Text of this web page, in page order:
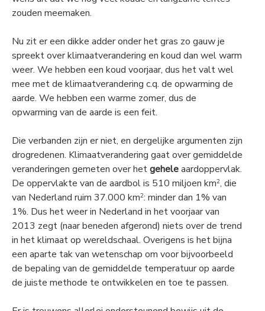
zouden meemaken.
Nu zit er een dikke adder onder het gras zo gauw je
spreekt over klimaatverandering en koud dan wel warm
weer. We hebben een koud voorjaar, dus het valt wel
mee met de klimaatverandering c.q. de opwarming de
aarde. We hebben een warme zomer, dus de
opwarming van de aarde is een feit.
Die verbanden zijn er niet, en dergelijke argumenten zijn
drogredenen. Klimaatverandering gaat over gemiddelde
veranderingen gemeten over hetgeheleaardoppervlak.
De oppervlakte van de aardbol is 510 miljoen km2, die
van Nederland ruim 37.000 km2: minder dan 1% van
1%. Dus het weer in Nederland in het voorjaar van
2013 zegt (naar beneden afgerond) niets over de trend
in het klimaat op wereldschaal. Overigens is het bijna
een aparte tak van wetenschap om voor bijvoorbeeld
de bepaling van de gemiddelde temperatuur op aarde
de juiste methode te ontwikkelen en toe te passen.